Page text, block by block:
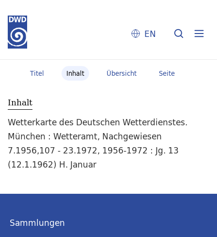
EN
Titel Inhalt Übersicht Seite
Inhalt
Wetterkarte des Deutschen Wetterdienstes.
München : Wetteramt, Nachgewiesen
7.1956,107 - 23.1972, 1956-1972 : Jg. 13
(12.1.1962) H. Januar
Sammlungen